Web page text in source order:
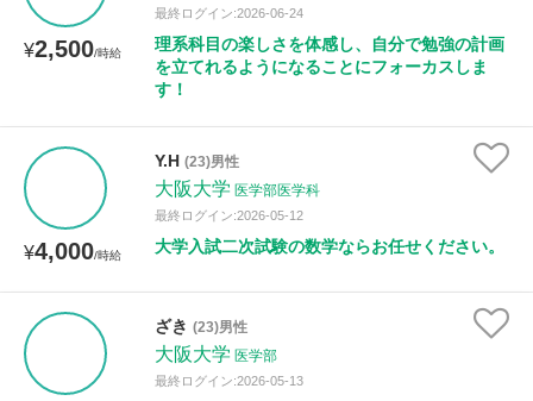
¥2,500/時給
最終ログイン:2026-06-24
理系科目の楽しさを体感し、自分で勉強の計画
を立てれるようになることにフォーカスしま
す！
¥4,000/時給
Y.H (23)男性
大阪大学 医学部医学科
最終ログイン:2026-05-12
大学入試二次試験の数学ならお任せください。
ざき (23)男性
大阪大学 医学部
最終ログイン:2026-05-13